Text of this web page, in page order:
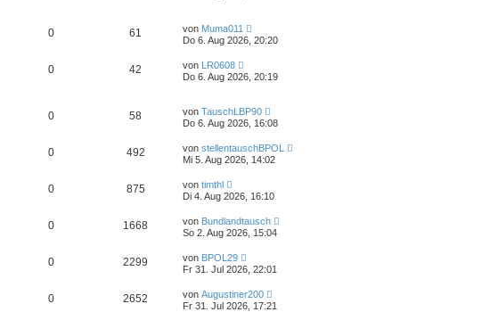
0 61 von Muma011
Do 6. Aug 2026, 20:20
0 42 von LR0608
Do 6. Aug 2026, 20:19
0 58 von TauschLBP90
Do 6. Aug 2026, 16:08
0 492 von stellentauschBPOL
Mi 5. Aug 2026, 14:02
0 875 von timthl
Di 4. Aug 2026, 16:10
0 1668 von Bundlandtausch
So 2. Aug 2026, 15:04
0 2299 von BPOL29
Fr 31. Jul 2026, 22:01
0 2652 von Augustiner200
Fr 31. Jul 2026, 17:21